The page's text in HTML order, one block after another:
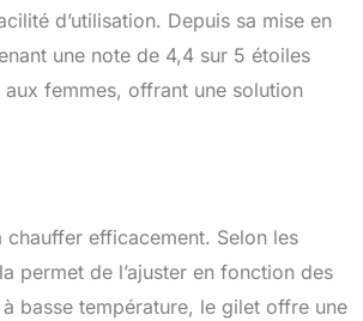
d’utilisation. Depuis sa mise en
une note de 4,4 sur 5 étoiles
femmes, offrant une solution
efficacement. Selon les
permet de l’ajuster en fonction des
basse température, le gilet offre une